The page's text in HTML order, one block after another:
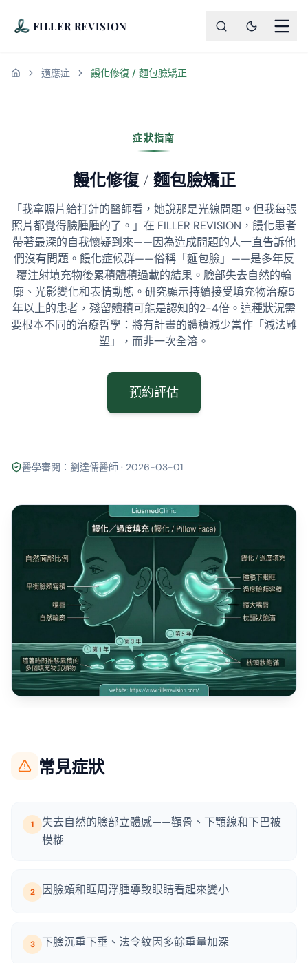
FILLER REVISION
首頁 適應症 饅化修復 / 麵包臉矯正
症狀指南
饅化修復 / 麵包臉矯正
「我拿照片給打針的醫師看，她說那是光線問題。但我每張
照片都覺得臉腫腫的了。」在 FILLER REVISION，饅化患者
帶著最深的自我懷疑到來——因為造成問題的人一直告訴他
們沒有問題。饅化症候群——俗稱「麵包臉」——是多年反
覆注射填充物後累積體積過載的結果。臉部失去自然的輪
廓、光影變化和表情動態。研究顯示持續接受填充物治療5
年以上的患者，殘留體積可能是認知的2-4倍。這種狀況需
要根本不同的治療哲學：將有計畫的體積減少當作「減法雕
塑」，而非一次全溶。
預約評估
醫學審閱：劉達儒醫師 · 2026-03-01
常見症狀
1
失去自然的臉部立體感——顴骨、下顎線和下巴被
模糊
2 因臉頰和眶周浮腫導致眼睛看起來變小
3 下臉沉重下垂、法令紋因多餘重量加深